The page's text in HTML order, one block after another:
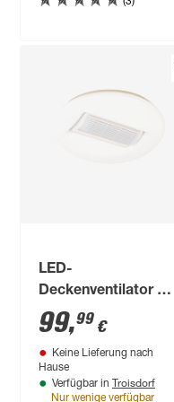
LED-
Deckenventilator mit
Beleuchtung 5900 lm
warmweiß,
tageslichtweiß Ø 50
x 15,6 cm
99,99 €
Keine Lieferung nach
Hause
Verfügbar in Troisdorf
Nur wenige verfügbar